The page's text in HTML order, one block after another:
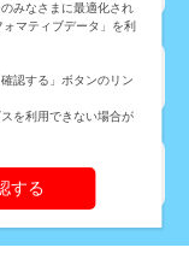
みなさまに最適化され
マティブデータ」を利
認する」ボタンのリン
を利用できない場合が
する